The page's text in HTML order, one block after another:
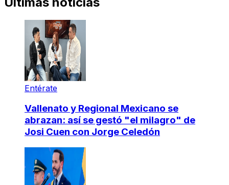
Entérate
Vallenato y Regional Mexicano se
abrazan: así se gestó "el milagro" de
Josi Cuen con Jorge Celedón